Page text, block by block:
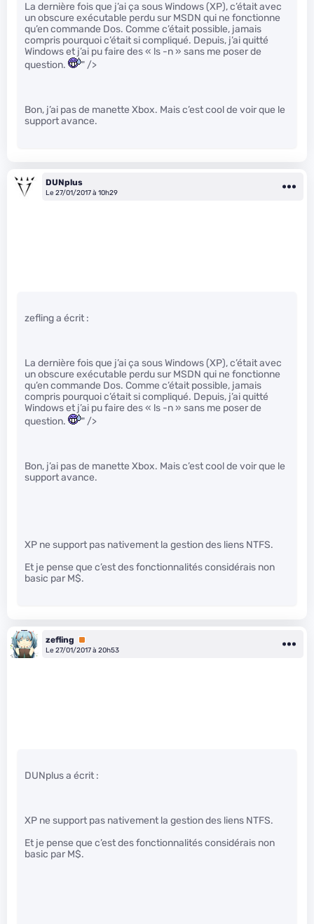
La dernière fois que j’ai ça sous Windows (XP), c’était avec
un obscure exécutable perdu sur MSDN qui ne fonctionne
qu’en commande Dos. Comme c’était possible, jamais
compris pourquoi c’était si compliqué. Depuis, j’ai quitté
Windows et j’ai pu faire des « ls -n » sans me poser de
question.
" />
Bon, j’ai pas de manette Xbox. Mais c’est cool de voir que le
support avance.
DUNplus
Le 27/01/2017 à 10h29
zefling a écrit :
La dernière fois que j’ai ça sous Windows (XP), c’était avec
un obscure exécutable perdu sur MSDN qui ne fonctionne
qu’en commande Dos. Comme c’était possible, jamais
compris pourquoi c’était si compliqué. Depuis, j’ai quitté
Windows et j’ai pu faire des « ls -n » sans me poser de
question.
" />
Bon, j’ai pas de manette Xbox. Mais c’est cool de voir que le
support avance.
XP ne support pas nativement la gestion des liens NTFS.
Et je pense que c’est des fonctionnalités considérais non
basic par M$.
zefling
Premium
Le 27/01/2017 à 20h53
DUNplus a écrit :
XP ne support pas nativement la gestion des liens NTFS.
Et je pense que c’est des fonctionnalités considérais non
basic par M$.